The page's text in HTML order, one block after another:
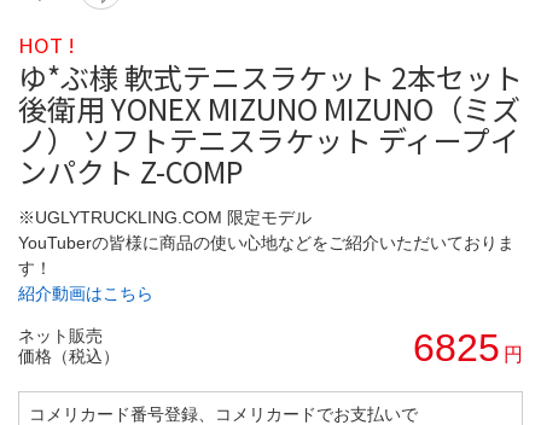
HOT !
ゆ*ぶ様 軟式テニスラケット 2本セット
後衛用 YONEX MIZUNO MIZUNO（ミズ
ノ） ソフトテニスラケット ディープイ
ンパクト Z-COMP
※UGLYTRUCKLING.COM 限定モデル
YouTuberの皆様に商品の使い心地などをご紹介いただいておりま
す！
紹介動画はこちら
ネット販売
価格（税込）
6825 円
コメリカード番号登録、コメリカードでお支払いで